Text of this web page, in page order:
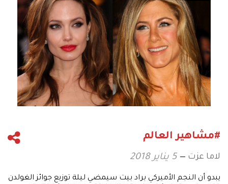
#مشاهير العالم
لاما عزت 5 يناير 2018
يبدو أن النجم الأميركي براد بيت سيمضي ليلة توزيع جوائز الغولدن